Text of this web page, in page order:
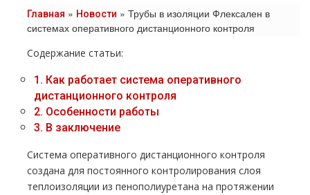
Главная » Новости » Трубы в изоляции Флексален в
системах оперативного дистанционного контроля
Содержание статьи:
1. Как работает система оперативного
дистанционного контроля
2. Особенности работы
3. В заключение
Система оперативного дистанционного контроля
создана для постоянного контролирования слоя
теплоизоляции из пенополиуретана на протяжении